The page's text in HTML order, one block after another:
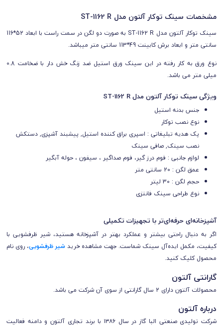
مشخصات سینک توکار آلتون مدل ST-1162 R
سینک توکار آلتون مدل ST-1162 R به صورت دو لگن در سمت راست با ابعاد 52*116
سانتی متر و ابعاد برش کابینت 49*113 سانتی متر میباشد.
نوع ورق به کار رفته در این سینک ورق استیل ضد زنگ خش دار با ضخامت 0.8
میلی متر می باشد.
ویژگی سینک توکار آلتون مدل ST-1162 R
جنس بدنه استیل
نوع نصب توکار
پک هدیه تبلیغاتی : اسپری براق کننده استیل, پیشبند آشپزی, دستکش
نصب سینک, صافی سینک
لوازم جانبی : فوم درز گیر، فوم صداگیر ، سیفون ، حوله آبگیر
عمق لگن : 20 سانتی متر
حجم لگن : 30 لیتر
نوع طراحی سینک فانتزی
آشپزخانه‌ای حرفه‌ای‌تر با تجهیزات تکمیلی
اگر به دنبال راحتی بیشتر و عملکرد بهتر در آشپزخانه هستید، شیر ظرفشویی با
کیفیت، مکمل ایده‌آل سینک شماست. جهت مشاهده خریدشیر ظرفشویی، روی نام
محصول کلیک کنید.
گارانتی آلتون
محصولات آلتون دارای 2 سال گارانتی از سوی آن شرکت می باشد.
درباره آلتون
شرکت تولیدی صنعتی البا گاز در سال ۱۳۸۶ با برند تجاری آلتون و دامنه فعالیت